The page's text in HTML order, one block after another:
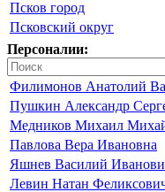
Псков город
Псковский округ
Персоналии:
Филимонов Анатолий
Пушкин Александр
Медников Михаил
Павлова Вера Ивановна
Яшнев Василий
Левин Натан